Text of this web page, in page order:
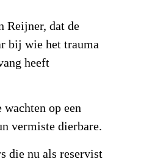
Reijner, dat de
bij wie het trauma
heeft
op een
vermiste dierbare.
die nu als reservist